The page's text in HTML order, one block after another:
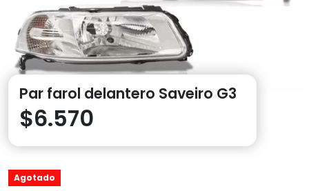
Par farol delantero Saveiro G3
$6.570
Agotado